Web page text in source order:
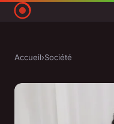
Accueil›Société